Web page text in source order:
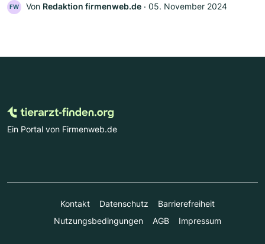
FW Von Redaktion firmenweb.de ‧ 05. November 2024
Ein Portal von Firmenweb.de
Kontakt Datenschutz
Barrierefreiheit
Nutzungsbedingungen
AGB Impressum